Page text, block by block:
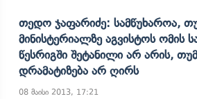
Თედო Ჯაფარიძე: Სამწუხაროა,
Მინისტერიალზე Აგვისტოს Ომის
Წესრიგში Შეტანილი Არ Არის,
Დრამატიზება Არ Ღირს
08 მაისი 2013, 17:21